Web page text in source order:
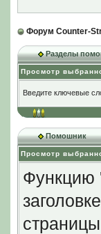
Форум Counter-
Разделы
Просмотр
Введите ключевые
Помошник
Просмотр
Функцию